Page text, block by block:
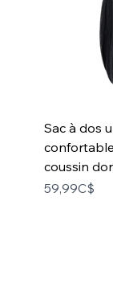
Sac à dos
coussin
Price
59,99C$